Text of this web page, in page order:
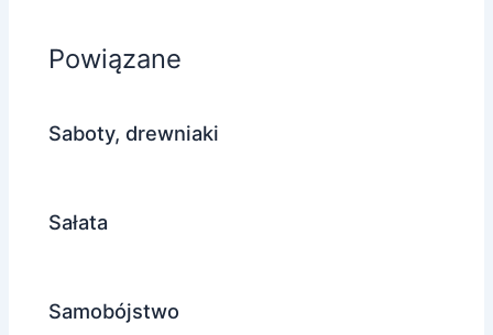
Powiązane
Saboty, drewniaki
Sałata
Samobójstwo